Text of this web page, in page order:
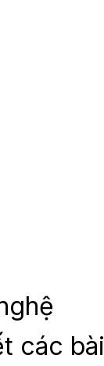
các bài